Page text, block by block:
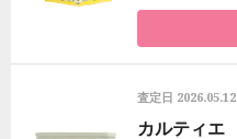
査定日 2026.05.12
カルティエ